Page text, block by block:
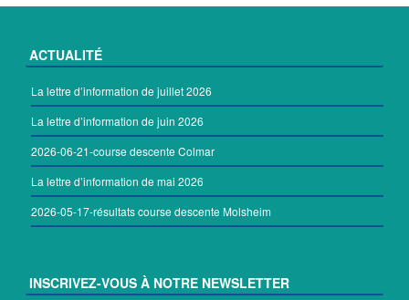
ACTUALITÉ
La lettre d’information de juillet 2026
La lettre d’information de juin 2026
2026-06-21-course descente Colmar
La lettre d’information de mai 2026
2026-05-17-résultats course descente Molsheim
INSCRIVEZ-VOUS À NOTRE NEWSLETTER